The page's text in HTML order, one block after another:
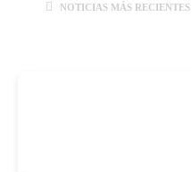
NOTICIAS MÁS RECIENTES